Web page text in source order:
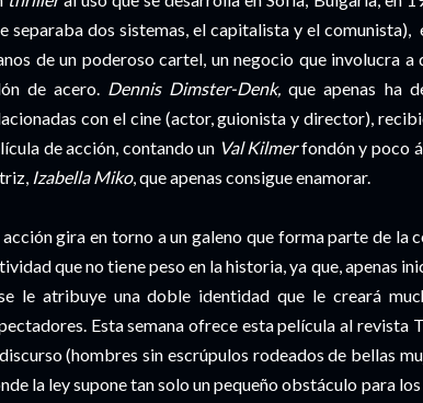
separaba dos sistemas, el capitalista y el
de un poderoso cartel, un negocio que involucra
de acero. Dennis Dimster-Denk, que apenas ha
con el cine (actor, guionista y director),
de acción, contando un Val Kilmerfondón y poco
Izabella Miko, que apenas consigue enamorar.
acción gira en torno a un galeno que forma parte de la
que no tiene peso en la historia, ya que, apenas
le atribuye una doble identidad que le creará
Esta semana ofrece esta película al revista
(hombres sin escrúpulos rodeados de bellas
la ley supone tan solo un pequeño obstáculo para